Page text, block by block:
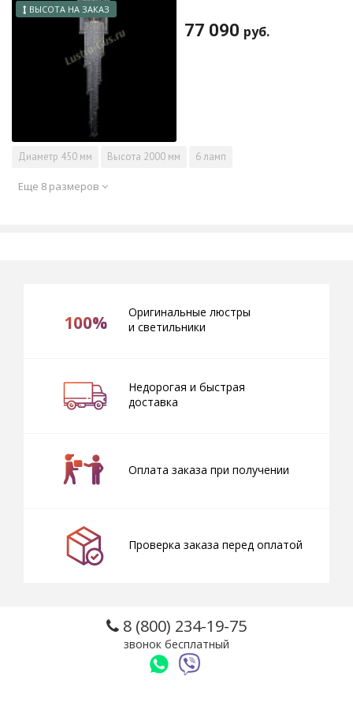
ВЫСОТА НА ЗАКАЗ
77 090 руб.
Диаметр 450 мм Высота 2000 мм 6 ламп
Еще 8 размеров
100%
Оригинальные люстры
и светильники
Недорогая и быстрая
доставка
Оплата заказа при получении
Проверка заказа перед оплатой
8 (800) 234-19-75
звонок бесплатный